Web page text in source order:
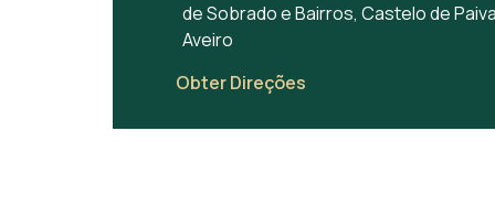
de Sobrado e Bairros, Castelo de
Aveiro
Obter Direções